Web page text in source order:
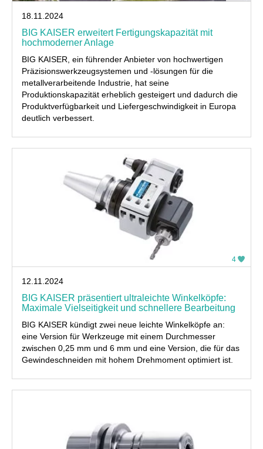
18.11.2024
BIG KAISER erweitert Fertigungskapazität mit
hochmoderner Anlage
BIG KAISER, ein führender Anbieter von hochwertigen
Präzisionswerkzeugsystemen und -lösungen für die
metallverarbeitende Industrie, hat seine
Produktionskapazität erheblich gesteigert und dadurch die
Produktverfügbarkeit und Liefergeschwindigkeit in Europa
deutlich verbessert.
4
12.11.2024
BIG KAISER präsentiert ultraleichte Winkelköpfe:
Maximale Vielseitigkeit und schnellere Bearbeitung
BIG KAISER kündigt zwei neue leichte Winkelköpfe an:
eine Version für Werkzeuge mit einem Durchmesser
zwischen 0,25 mm und 6 mm und eine Version, die für das
Gewindeschneiden mit hohem Drehmoment optimiert ist.